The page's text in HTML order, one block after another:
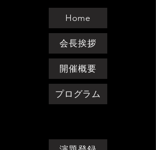
Home
会長挨拶
開催概要
プログラム